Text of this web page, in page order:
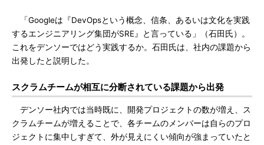
「Googleは『DevOpsという概念、信条、あるいは文化を実践
するエンジニアリング集団がSRE』と言っている」（石田氏）。
これをデンソーではどう実践するか。石田氏は、社内の課題から
出発したと説明した。
スクラムチームが相互に分断されている課題から出発
デンソー社内では当時既に、開発プロジェクトの数が増え、ス
クラムチームが増えることで、各チームのメンバーは自らのプロ
ジェクトに集中しすぎて、外が見えにくい傾向が強まっていたと